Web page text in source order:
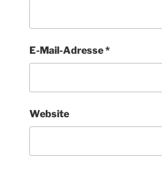
E-Mail-Adresse*
Website